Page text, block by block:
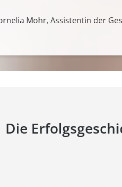
Mohr, Assistentin der
Die